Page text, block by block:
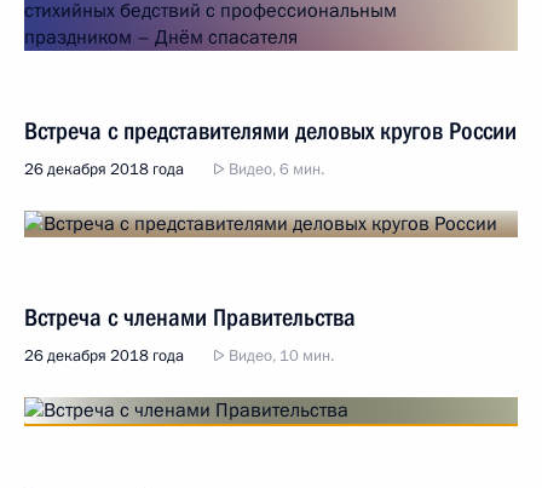
Встреча с представителями деловых кругов России
26 декабря 2018 года Видео, 6 мин.
Встреча с членами Правительства
26 декабря 2018 года Видео, 10 мин.